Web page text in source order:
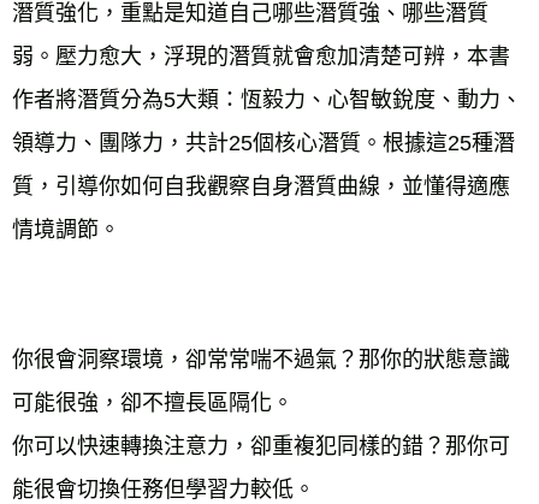
潛質強化，重點是知道自己哪些潛質強、哪些潛質
弱。壓力愈大，浮現的潛質就會愈加清楚可辨，本書
作者將潛質分為5大類：恆毅力、心智敏銳度、動力、
領導力、團隊力，共計25個核心潛質。根據這25種潛
質，引導你如何自我觀察自身潛質曲線，並懂得適應
情境調節。
你很會洞察環境，卻常常喘不過氣？那你的狀態意識
可能很強，卻不擅長區隔化。
你可以快速轉換注意力，卻重複犯同樣的錯？那你可
能很會切換任務但學習力較低。